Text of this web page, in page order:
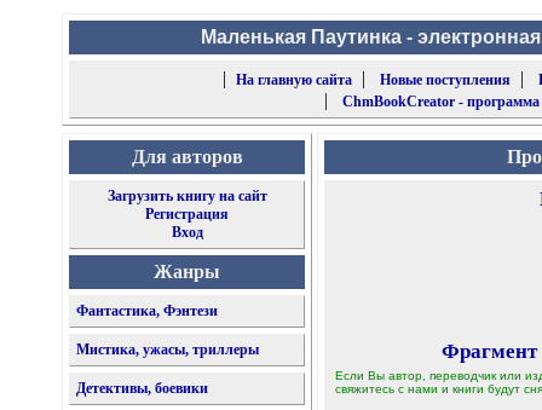
Маленькая Паутинка -
|
На главную сайта| Новые поступления |
| ChmBookCreator -
Для авторов
Загрузить книгу на сайт
Регистрация
Вход
Жанры
Фантастика, Фэнтези
Мистика, ужасы, триллеры
Детективы, боевики
Фрагмент
Если Вы автор, переводчик или
свяжитесь с нами и книги будут